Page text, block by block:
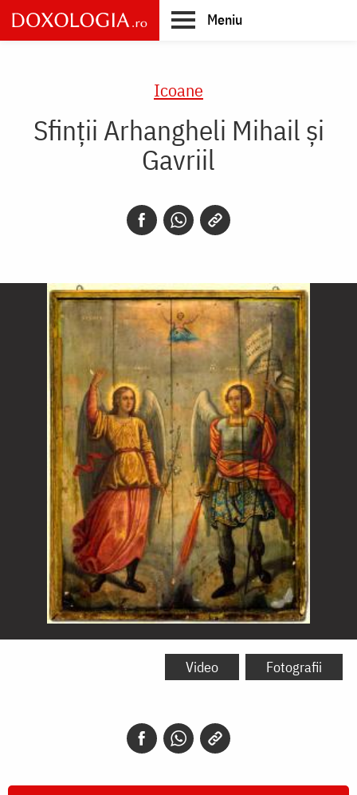
Skip
to
main
Meniu
Icoane
Sfinții Arhangheli Mihail și
Gavriil
Sfinții
Video Fotografii